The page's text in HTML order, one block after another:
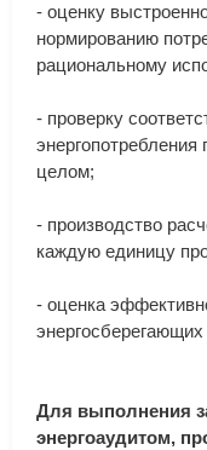
- оценку
нормированию
рациональному
- проверку
энергопотребления
целом;
- производство
каждую единицу
- оценка
энергосберегающих
Для выполнения
энергоаудитом,